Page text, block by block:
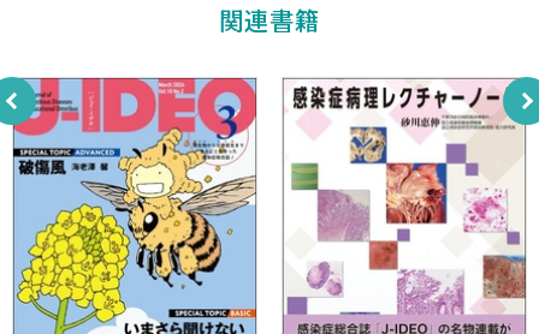
―消毒薬含有キャップの可能性―
セス― (4) 笠間秀一
その激痛，本当に打撲ですか？
―下腿の発赤の下に潜む壊死性軟部組織感染症のサイン－
ポップに学ぶ感染症数理モデル (4) 西浦 博
小規模な集団発生データの解釈方法とは？
渡航医学B級情報局 勝田吉彰
今日も明日もAMR対策 具 芳明
抗微生物薬適正使用の手引き第四版 歯科編
関連書籍